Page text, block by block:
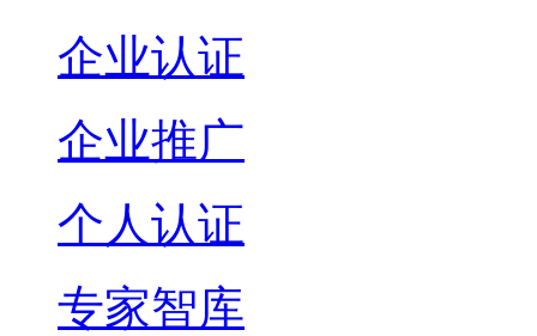
企业认证
企业推广
个人认证
专家智库